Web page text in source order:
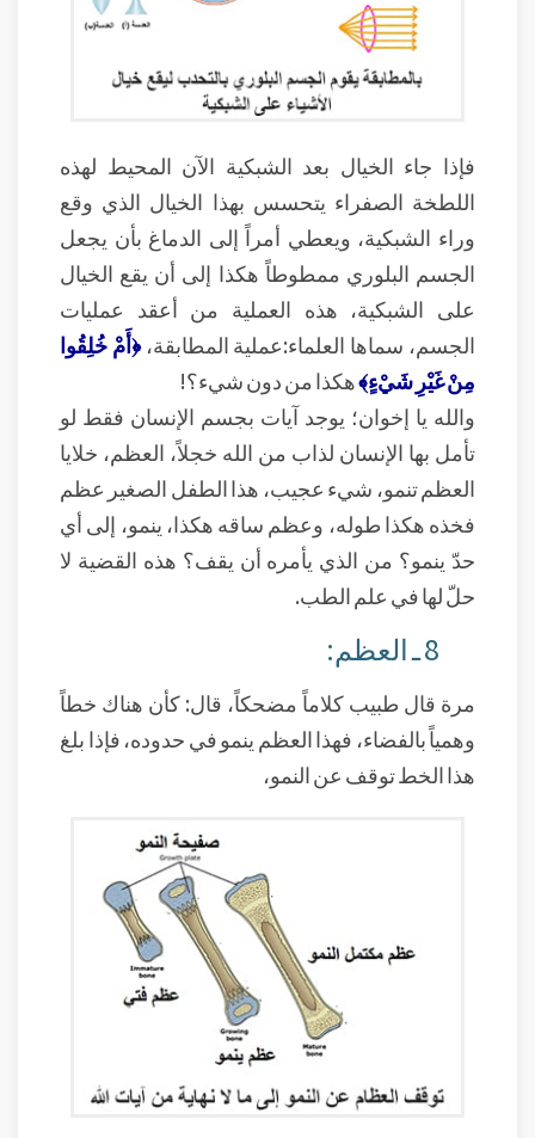
فإذا جاء الخيال بعد الشبكية الآن المحيط لهذه
اللطخة الصفراء يتحسس بهذا الخيال الذي وقع
وراء الشبكية، ويعطي أمراً إلى الدماغ بأن يجعل
الجسم البلوري ممطوطاً هكذا إلى أن يقع الخيال
على الشبكية، هذه العملية من أعقد عمليات
الجسم، سماها العلماء:عملية المطابقة،﴿أَمْ خُلِقُوا
مِنْ غَيْرِ شَيْءٍ﴾هكذا من دون شيء؟!
والله يا إخوان؛ يوجد آيات بجسم الإنسان فقط لو
تأمل بها الإنسان لذاب من الله خجلاً، العظم، خلايا
العظم تنمو، شيء عجيب، هذا الطفل الصغير عظم
فخذه هكذا طوله، وعظم ساقه هكذا، ينمو، إلى أي
حدّ ينمو؟ من الذي يأمره أن يقف؟ هذه القضية لا
حلّ لها في علم الطب.
8 ـ العظم:
مرة قال طبيب كلاماً مضحكاً، قال: كأن هناك خطاً
وهمياً بالفضاء، فهذا العظم ينمو في حدوده، فإذا بلغ
هذا الخط توقف عن النمو،